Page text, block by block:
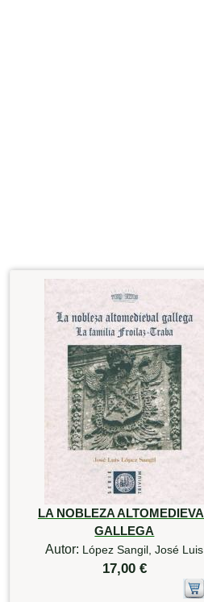
LA NOBLEZA
GALLEGA
Autor: López Sangil, José Luis
17,00 €